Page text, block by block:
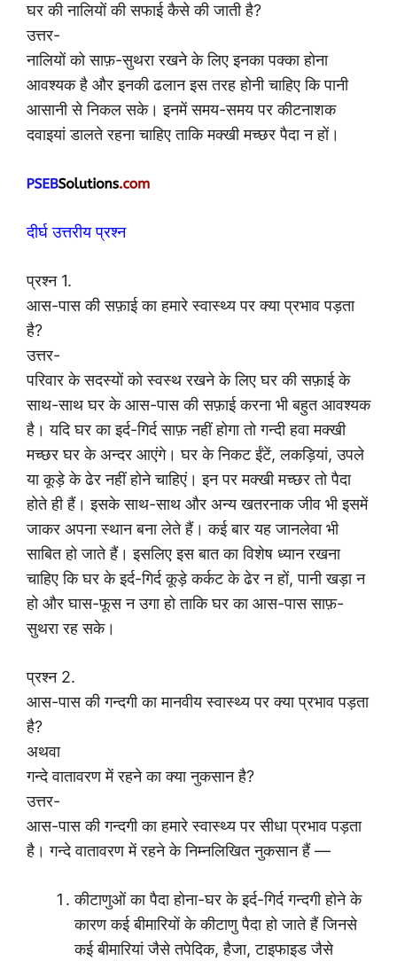
घर की नालियों की सफाई कैसे की जाती है?
उत्तर-
नालियों को साफ़-सुथरा रखने के लिए इनका पक्का होना
आवश्यक है और इनकी ढलान इस तरह होनी चाहिए कि पानी
आसानी से निकल सके। इनमें समय-समय पर कीटनाशक
दवाइयां डालते रहना चाहिए ताकि मक्खी मच्छर पैदा न हों।
दीर्घ उत्तरीय प्रश्न
प्रश्न 1.
आस-पास की सफ़ाई का हमारे स्वास्थ्य पर क्या प्रभाव पड़ता
है?
उत्तर-
परिवार के सदस्यों को स्वस्थ रखने के लिए घर की सफ़ाई के
साथ-साथ घर के आस-पास की सफ़ाई करना भी बहुत आवश्यक
है। यदि घर का इर्द-गिर्द साफ़ नहीं होगा तो गन्दी हवा मक्खी
मच्छर घर के अन्दर आएंगे। घर के निकट ईंटें, लकड़ियां, उपले
या कूड़े के ढेर नहीं होने चाहिएं। इन पर मक्खी मच्छर तो पैदा
होते ही हैं। इसके साथ-साथ और अन्य खतरनाक जीव भी इसमें
जाकर अपना स्थान बना लेते हैं। कई बार यह जानलेवा भी
साबित हो जाते हैं। इसलिए इस बात का विशेष ध्यान रखना
चाहिए कि घर के इर्द-गिर्द कूड़े कर्कट के ढेर न हों, पानी खड़ा न
हो और घास-फूस न उगा हो ताकि घर का आस-पास साफ़-
सुथरा रह सके।
प्रश्न 2.
आस-पास की गन्दगी का मानवीय स्वास्थ्य पर क्या प्रभाव पड़ता
है?
अथवा
गन्दे वातावरण में रहने का क्या नुकसान है?
उत्तर-
आस-पास की गन्दगी का हमारे स्वास्थ्य पर सीधा प्रभाव पड़ता
है। गन्दे वातावरण में रहने के निम्नलिखित नुकसान हैं —
कीटाणुओं का पैदा होना-घर के इर्द-गिर्द गन्दगी होने के
कारण कई बीमारियों के कीटाणु पैदा हो जाते हैं जिनसे
कई बीमारियां जैसे तपेदिक, हैजा, टाइफाइड जैसे